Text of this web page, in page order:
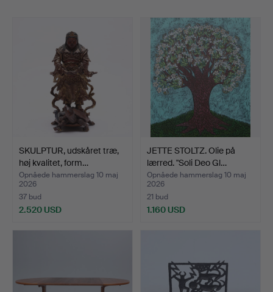
SKULPTUR, udskåret træ,
høj kvalitet, form…
Opnåede hammerslag 10 maj
2026
37 bud
2.520 USD
JETTE STOLTZ. Olie på
lærred. "Soli Deo Gl…
Opnåede hammerslag 10 maj
2026
21 bud
1.160 USD